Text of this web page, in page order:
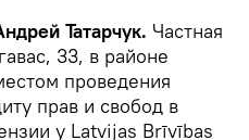
Татарчук. Частная
33, в районе
проведения
прав и свобод в
у Latvijas Brīvības